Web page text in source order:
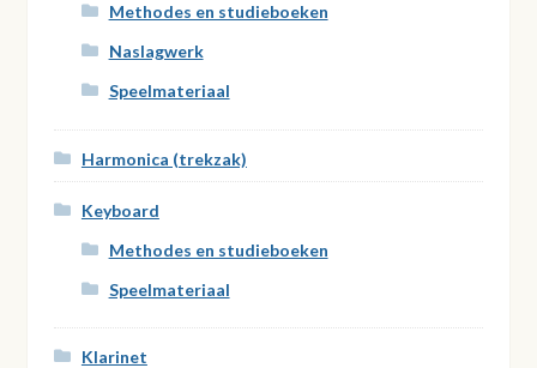
Methodes en studieboeken
Naslagwerk
Speelmateriaal
Harmonica (trekzak)
Keyboard
Methodes en studieboeken
Speelmateriaal
Klarinet